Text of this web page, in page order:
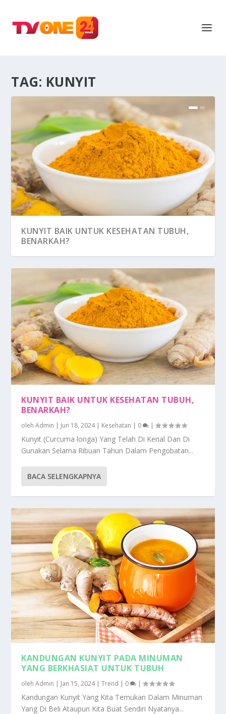
TAG: KUNYIT
KUNYIT BAIK UNTUK KESEHATAN TUBUH,
BENARKAH?
BERKHASIAT UNTU...
KUNYIT BAIK UNTUK KESEHATAN TUBUH,
BENARKAH?
olehAdmin | Jun 18, 2024| Kesehatan | 0 |
Kunyit (Curcuma longa) Yang Telah Di Kenal Dan Di
Gunakan Selama Ribuan Tahun Dalam Pengobatan...
BACA SELENGKAPNYA
KANDUNGAN KUNYIT PADA MINUMAN
YANG BERKHASIAT UNTUK TUBUH
olehAdmin | Jan 15, 2024|Trend | 0 |
Kandungan Kunyit Yang Kita Temukan Dalam Minuman
Yang Di Beli Ataupun Kita Buat Sendiri Nyatanya...